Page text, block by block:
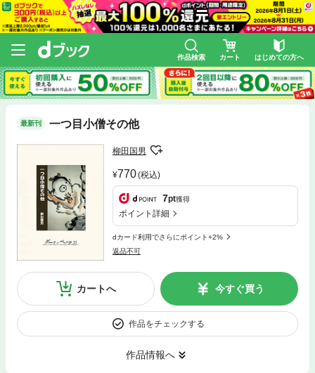
作品検索 カート はじめての方へ
最新刊 一つ目小僧その他
柳田国男
770(税込)
7pt獲得
ポイント詳細
dカード利用でさらにポイント+2%
返品不可
カートへ 今すぐ買う
作品をチェックする
作品情報へ